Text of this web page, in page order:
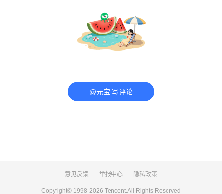
@元宝 写评论
意见反馈 举报中心 隐私政策
Copyright© 1998-2026 Tencent.All Rights Reserved